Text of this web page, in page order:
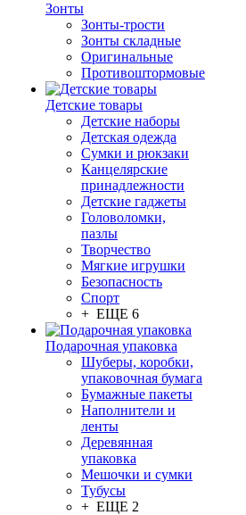
Зонты
Зонты-трости
Зонты складные
Оригинальные
Противоштормовые
Детские товары
Детские наборы
Детская одежда
Сумки и рюкзаки
Канцелярские
принадлежности
Детские гаджеты
Головоломки,
пазлы
Творчество
Мягкие игрушки
Безопасность
Спорт
+ ЕЩЕ 6
Подарочная упаковка
Шуберы, коробки,
упаковочная бумага
Бумажные пакеты
Наполнители и
ленты
Деревянная
упаковка
Мешочки и сумки
Тубусы
+ ЕЩЕ 2